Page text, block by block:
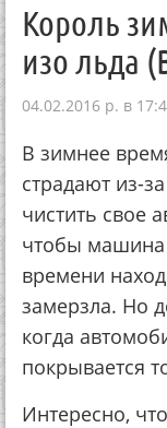
Король
изо льда
04.02.2016 р. в
В зимнее
страдают из-
чистить свое
чтобы машина
времени
замерзла. Но
когда
покрывается
Интересно,